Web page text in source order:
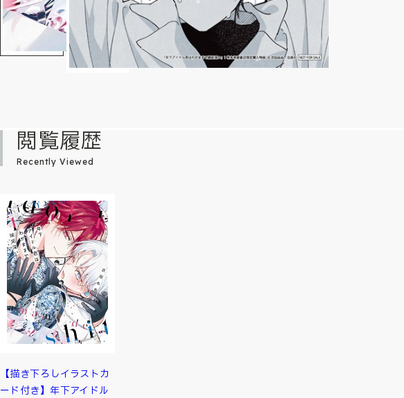
閲覧履歴
Recently Viewed
【描き下ろしイラストカ
ード付き】年下アイドル